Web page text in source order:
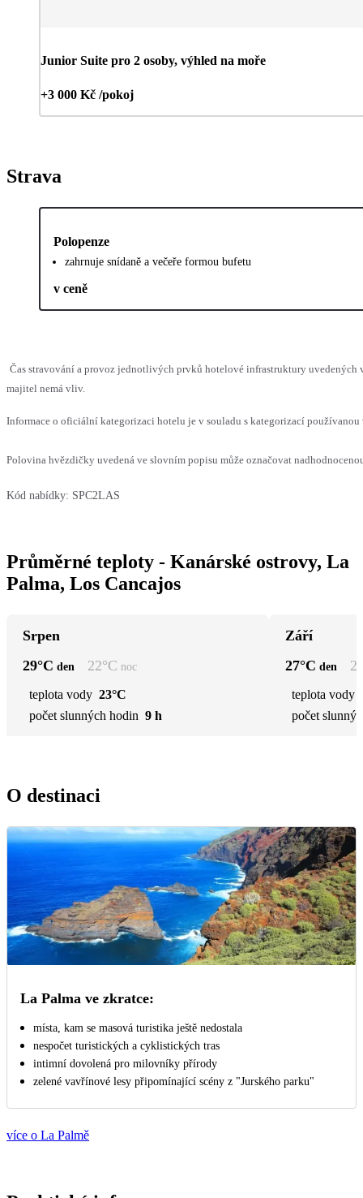
Junior Suite pro 2 osoby, výhled na moře
+3 000 Kč /pokoj
Strava
Polopenze
zahrnuje snídaně a večeře formou bufetu
v ceně
Čas stravování a provoz jednotlivých prvků hotelové infrastruktury uvedených
majitel nemá vliv.
Informace o oficiální kategorizaci hotelu je v souladu s kategorizací
Polovina hvězdičky uvedená ve slovním popisu může označovat
Kód nabídky: SPC2LAS
Průměrné teploty - Kanárské ostrovy, La
Palma, Los Cancajos
Srpen
29°C den 22°C noc
teplota vody 23°C
počet slunných hodin 9 h
Září
27°C den
teplota vody
počet
O destinaci
La Palma ve zkratce:
místa, kam se masová turistika ještě nedostala
nespočet turistických a cyklistických tras
intimní dovolená pro milovníky přírody
zelené vavřínové lesy připomínající scény z "Jurského parku"
více o La Palmě